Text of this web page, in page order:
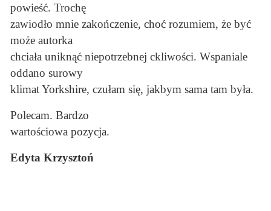
powieść. Trochę
zawiodło mnie zakończenie, choć rozumiem, że być
może autorka
chciała uniknąć niepotrzebnej ckliwości. Wspaniale
oddano surowy
klimat Yorkshire, czułam się, jakbym sama tam była.
Polecam. Bardzo
wartościowa pozycja.
Edyta Krzysztoń